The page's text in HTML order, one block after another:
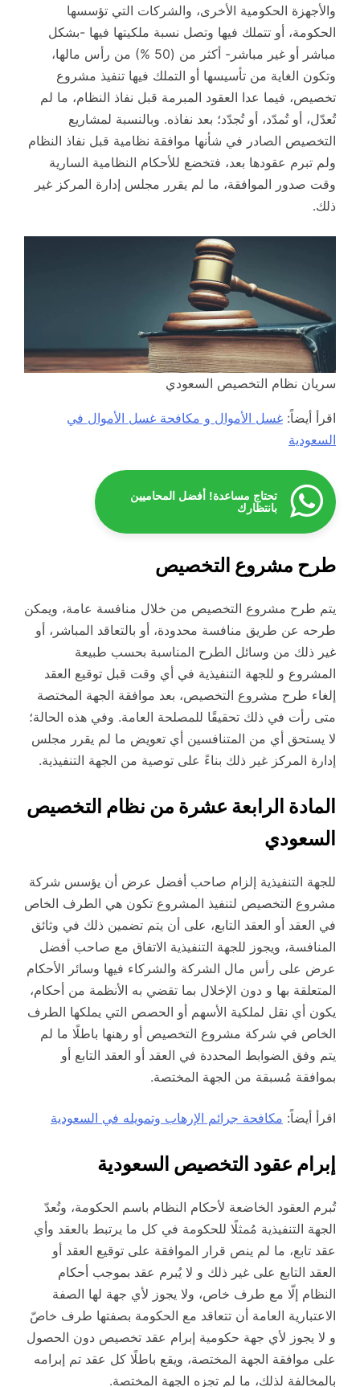
والأجهزة الحكومية الأخرى، والشركات التي تؤسسها
الحكومة، أو تتملك فيها وتصل نسبة ملكيتها فيها -بشكل
مباشر أو غير مباشر- أكثر من (50 %) من رأس مالها،
وتكون الغاية من تأسيسها أو التملك فيها تنفيذ مشروع
تخصيص، فيما عدا العقود المبرمة قبل نفاذ النظام، ما لم
تُعدّل، أو تُمدّد، أو تُجدّد؛ بعد نفاذه. وبالنسبة لمشاريع
التخصيص الصادر في شأنها موافقة نظامية قبل نفاذ النظام
ولم تبرم عقودها بعد، فتخضع للأحكام النظامية السارية
وقت صدور الموافقة، ما لم يقرر مجلس إدارة المركز غير
ذلك.
سريان نظام التخصيص السعودي
اقرأ أيضاً: غسل الأموال و مكافحة غسل الأموال في
السعودية
تحتاج مساعدة! أفضل المحاميين
بانتظارك
طرح مشروع التخصيص
يتم طرح مشروع التخصيص من خلال منافسة عامة، ويمكن
طرحه عن طريق منافسة محدودة، أو بالتعاقد المباشر، أو
غير ذلك من وسائل الطرح المناسبة بحسب طبيعة
المشروع و للجهة التنفيذية في أي وقت قبل توقيع العقد
إلغاء طرح مشروع التخصيص، بعد موافقة الجهة المختصة
متى رأت في ذلك تحقيقًا للمصلحة العامة. وفي هذه الحالة؛
لا يستحق أي من المتنافسين أي تعويض ما لم يقرر مجلس
إدارة المركز غير ذلك بناءً على توصية من الجهة التنفيذية.
المادة الرابعة عشرة من نظام التخصيص
السعودي
للجهة التنفيذية إلزام صاحب أفضل عرض أن يؤسس شركة
مشروع التخصيص لتنفيذ المشروع تكون هي الطرف الخاص
في العقد أو العقد التابع، على أن يتم تضمين ذلك في وثائق
المنافسة، ويجوز للجهة التنفيذية الاتفاق مع صاحب أفضل
عرض على رأس مال الشركة والشركاء فيها وسائر الأحكام
المتعلقة بها و دون الإخلال بما تقضي به الأنظمة من أحكام،
يكون أي نقل لملكية الأسهم أو الحصص التي يملكها الطرف
الخاص في شركة مشروع التخصيص أو رهنها باطلًا ما لم
يتم وفق الضوابط المحددة في العقد أو العقد التابع أو
بموافقة مُسبقة من الجهة المختصة.
اقرأ أيضاً: مكافحة جرائم الإرهاب وتمويله في السعودية
إبرام عقود التخصيص السعودية
تُبرم العقود الخاضعة لأحكام النظام باسم الحكومة، وتُعدّ
الجهة التنفيذية مُمثلًا للحكومة في كل ما يرتبط بالعقد وأي
عقد تابع، ما لم ينص قرار الموافقة على توقيع العقد أو
العقد التابع على غير ذلك و لا يُبرم عقد بموجب أحكام
النظام إلّا مع طرف خاص، ولا يجوز لأي جهة لها الصفة
الاعتبارية العامة أن تتعاقد مع الحكومة بصفتها طرف خاصّ
و لا يجوز لأي جهة حكومية إبرام عقد تخصيص دون الحصول
على موافقة الجهة المختصة، ويقع باطلًا كل عقد تم إبرامه
بالمخالفة لذلك، ما لم تجزه الجهة المختصة.